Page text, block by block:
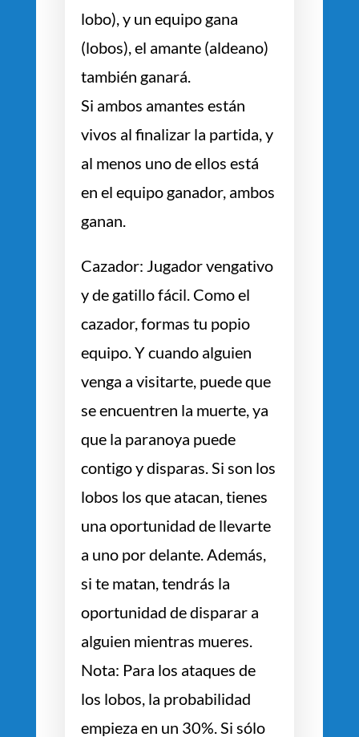
lobo), y un equipo gana
(lobos), el amante (aldeano)
también ganará.
Si ambos amantes están
vivos al finalizar la partida, y
al menos uno de ellos está
en el equipo ganador, ambos
ganan.
Cazador: Jugador vengativo
y de gatillo fácil. Como el
cazador, formas tu popio
equipo. Y cuando alguien
venga a visitarte, puede que
se encuentren la muerte, ya
que la paranoya puede
contigo y disparas. Si son los
lobos los que atacan, tienes
una oportunidad de llevarte
a uno por delante. Además,
si te matan, tendrás la
oportunidad de disparar a
alguien mientras mueres.
Nota: Para los ataques de
los lobos, la probabilidad
empieza en un 30%. Si sólo